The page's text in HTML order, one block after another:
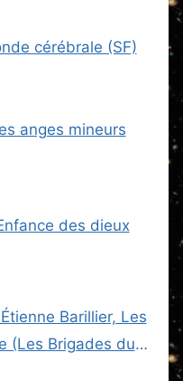
cérébrale (SF)
anges mineurs
des dieux
Barillier, Les
(Les Brigades du